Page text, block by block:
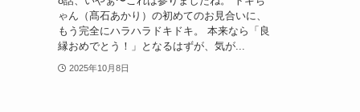
ゃん（髙石あかり）の初めてのお見合いに、
もう完全にハラハラドキドキ。 本来なら「良
縁おめでとう！」となるはずが、気が...
2025年10月8日